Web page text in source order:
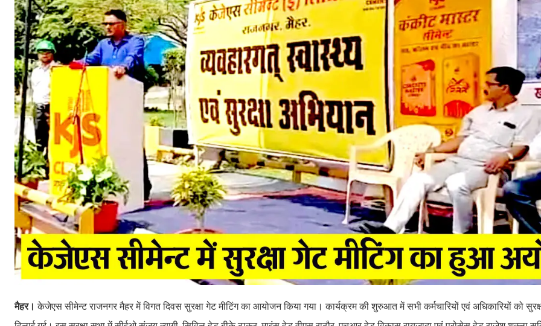
मैहर।केजेएस सीमेन्ट राजनगर मैहर में विगत दिवस सुरक्षा गेट मीटिंग का आयोजन किया गया। कार्यक्रम की शुरुआत में सभी कर्मचारियों एवं अधिकारियों को